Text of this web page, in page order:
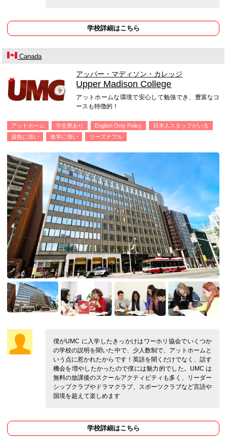
学校詳細はこちら
Canada
アッパー・マディソン・カレッジ
Upper Madison College
アットホームな環境で安心して勉強でき、豊富なコ
ースも特徴的！
アットホーム 学生寮あり English Only Policy
日本人スタッフがいる
資格に強い
進学に強い リーズナブル
僕がUMC に入学したきっかけはワーホリ協会でいくつか
の学校の説明を聞いた中で、少人数制で、アットホームと
いう点に惹かれたからです！英語を聞くだけでなく、話す
機会を増やしたかったので僕には魅力的でした。UMC は
無料の放課後のスクールアクティビティも多く、リーダー
シップクラブやドラマクラブ、スポーツクラブなど言語や
国境を超えて楽しめます
学校詳細はこちら